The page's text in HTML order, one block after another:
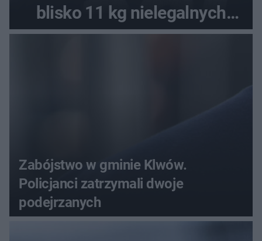
blisko 11 kg nielegalnych
substancji
Zabójstwo w gminie Klwów.
Policjanci zatrzymali dwoje
podejrzanych